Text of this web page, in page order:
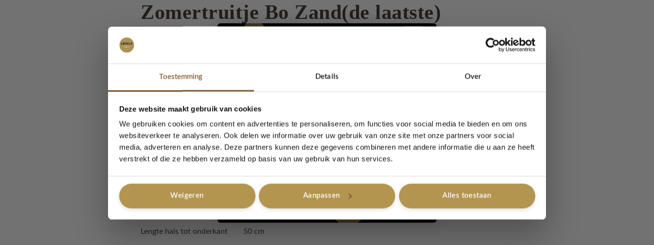
Toestemming Details Over
Deze website maakt gebruik van cookies
We gebruiken cookies om content en advertenties te personaliseren, om functies voor social media te bieden en om ons
websiteverkeer te analyseren. Ook delen we informatie over uw gebruik van onze site met onze partners voor social
media, adverteren en analyse. Deze partners kunnen deze gegevens combineren met andere informatie die u aan ze heeft
verstrekt of die ze hebben verzameld op basis van uw gebruik van hun services.
Weigeren Aanpassen Alles toestaan
Zomertruitje Bo Zand(de laatste)
Heerlijk zacht zomertruitje Bo (zand) gehaakt van Egyptisch katoen. Het patroontje is opengewerkt, draag het
Oeko Texgecertificeerd; dit betekend dat het vrij is van schadelijke chemicalien
Met liefde handgemaakt.
Afmetingen zomertruitje Bo M/L
Breedte tot oksels 50 cm
Lengte hals tot onderkant 50 cm
Ja, graag!
Nee, bedankt